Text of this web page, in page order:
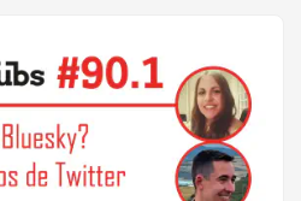
acostumbrados, el nivel de
ha sido altísimo. ...